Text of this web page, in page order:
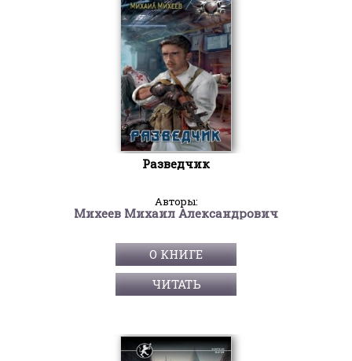
Разведчик
Авторы:
Михеев Михаил Александрович
О КНИГЕ
ЧИТАТЬ